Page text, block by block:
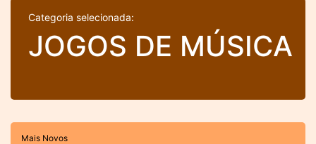
Categoria selecionada:
JOGOS DE MÚSICA
Mais Novos